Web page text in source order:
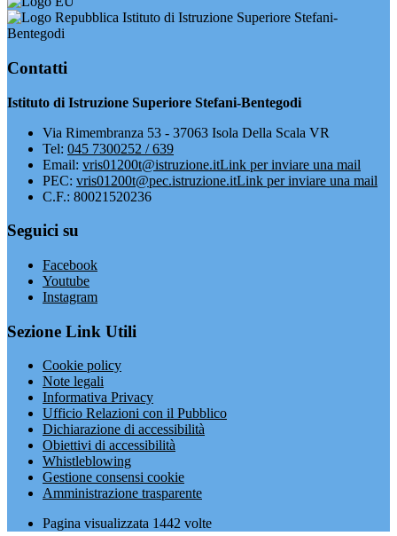
Istituto di Istruzione Superiore Stefani-
Bentegodi
Contatti
Istituto di Istruzione Superiore Stefani-Bentegodi
Via Rimembranza 53 - 37063 Isola Della Scala VR
Tel: 045 7300252 / 639
Email: vris01200t@istruzione.itLink per inviare una mail
PEC: vris01200t@pec.istruzione.itLink per inviare una mail
C.F.: 80021520236
Seguici su
Facebook
Youtube
Instagram
Sezione Link Utili
Cookie policy
Note legali
Informativa Privacy
Ufficio Relazioni con il Pubblico
Dichiarazione di accessibilità
Obiettivi di accessibilità
Whistleblowing
Gestione consensi cookie
Amministrazione trasparente
Pagina visualizzata 1442 volte